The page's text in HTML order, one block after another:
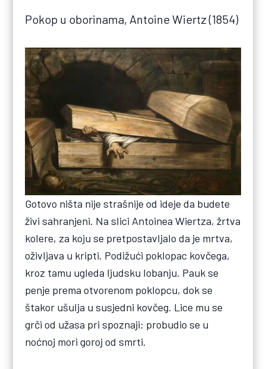
Pokop u oborinama, Antoine Wiertz (1854)
Gotovo ništa nije strašnije od ideje da budete
živi sahranjeni. Na slici Antoinea Wiertza, žrtva
kolere, za koju se pretpostavljalo da je mrtva,
oživljava u kripti. Podižući poklopac kovčega,
kroz tamu ugleda ljudsku lobanju. Pauk se
penje prema otvorenom poklopcu, dok se
štakor ušulja u susjedni kovčeg. Lice mu se
grči od užasa pri spoznaji: probudio se u
noćnoj mori goroj od smrti.